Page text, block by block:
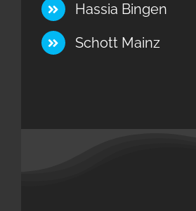
Hassia Bingen
Schott Mainz